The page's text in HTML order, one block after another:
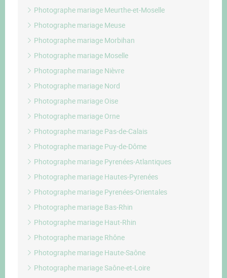
Photographe mariage Meurthe-et-Moselle
Photographe mariage Meuse
Photographe mariage Morbihan
Photographe mariage Moselle
Photographe mariage Nièvre
Photographe mariage Nord
Photographe mariage Oise
Photographe mariage Orne
Photographe mariage Pas-de-Calais
Photographe mariage Puy-de-Dôme
Photographe mariage Pyrenées-Atlantiques
Photographe mariage Hautes-Pyrenées
Photographe mariage Pyrenées-Orientales
Photographe mariage Bas-Rhin
Photographe mariage Haut-Rhin
Photographe mariage Rhône
Photographe mariage Haute-Saône
Photographe mariage Saône-et-Loire